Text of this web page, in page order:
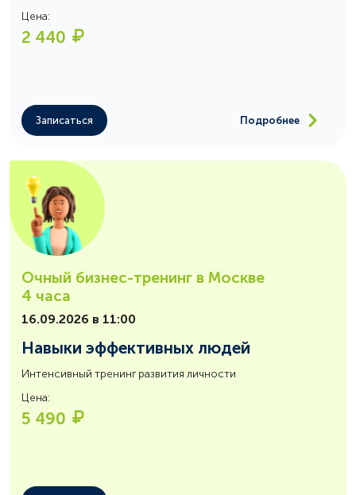
Цена:
2 440
Записаться Подробнее
Очный бизнес-тренинг в Москве
4 часа
16.09.2026 в 11:00
Навыки эффективных людей
Интенсивный тренинг развития личности
Цена:
5 490